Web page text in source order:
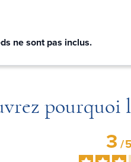
ne sont pas inclus.
pourquoi
3/5